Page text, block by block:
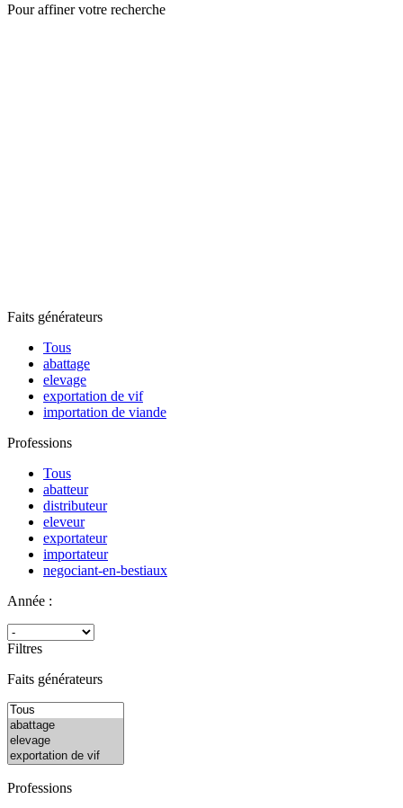
Pour affiner votre recherche
Faits générateurs
Tous
abattage
elevage
exportation de vif
importation de viande
Professions
Tous
abatteur
distributeur
eleveur
exportateur
importateur
negociant-en-bestiaux
Année :
Filtres
Faits générateurs
Professions